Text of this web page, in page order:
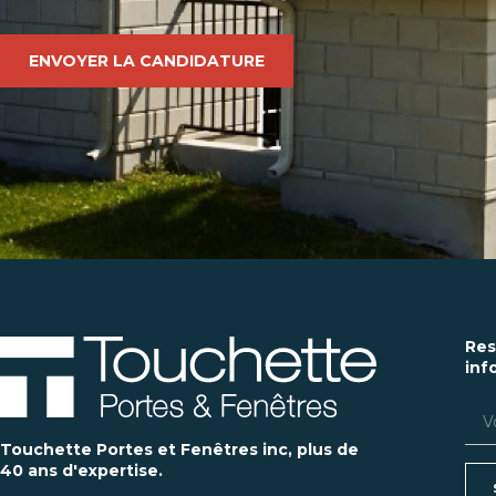
ENVOYER LA CANDIDATURE
Touchette Portes et Fenêtres inc, plus de
40 ans d'expertise.